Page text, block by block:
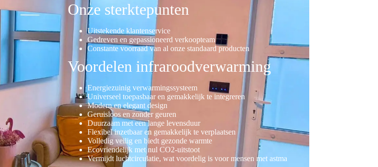
Onze sterktepunten
Uitstekende klantenservice
Gedreven en gepassioneerd verkoopteam
Constante voorraad van al onze standaard producten
Voordelen infraroodverwarming
Energiezuinig verwarmingssysteem
Universeel toepasbaar en gemakkelijk te integreren
Modern en elegant design
Geruisloos en zonder geuren
Duurzaam met een lange levensduur
Flexibel inzetbaar en gemakkelijk te verplaatsen
Volledig veilig en biedt gezonde warmte
Ecovriendelijk met nul CO2-uitstoot
Vermijdt luchtcirculatie, wat voordelig is voor mensen met astma